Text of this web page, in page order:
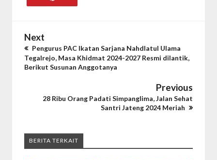
Next
Pengurus PAC Ikatan Sarjana Nahdlatul Ulama
Tegalrejo, Masa Khidmat 2024-2027 Resmi dilantik,
Berikut Susunan Anggotanya
Previous
28 Ribu Orang Padati Simpanglima, Jalan Sehat
Santri Jateng 2024 Meriah
BERITA TERKAIT